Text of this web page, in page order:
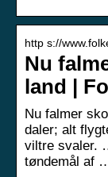
http s://
Nu
land |
Nu falmer
daler; alt
viltre svaler.
tøndemål af